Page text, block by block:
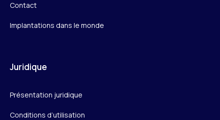
Contact
Implantations dans le monde
Juridique
Présentation juridique
Conditions d’utilisation